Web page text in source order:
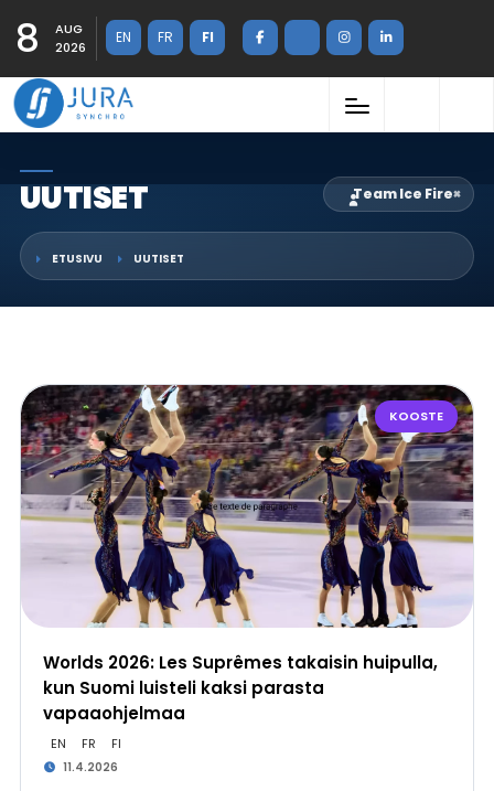
8
AUG
2026
EN FR FI
UUTISET Team Ice Fire×
ETUSIVU UUTISET
KOOSTE
Worlds 2026: Les Suprêmes takaisin huipulla,
kun Suomi luisteli kaksi parasta
vapaaohjelmaa
EN FR FI
11.4.2026